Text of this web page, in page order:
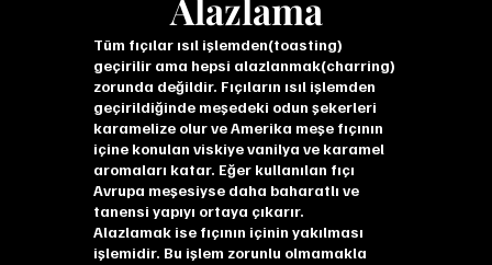
Tüm fıçılar ısıl işlemden(toasting)
geçirilir ama hepsi alazlanmak(charring)
zorunda değildir. Fıçıların ısıl işlemden
geçirildiğinde meşedeki odun şekerleri
karamelize olur ve Amerika meşe fıçının
içine konulan viskiye vanilya ve karamel
aromaları katar. Eğer kullanılan fıçı
Avrupa meşesiyse daha baharatlı ve
tanensi yapıyı ortaya çıkarır.
Alazlamak ise fıçının içinin yakılması
işlemidir. Bu işlem zorunlu olmamakla